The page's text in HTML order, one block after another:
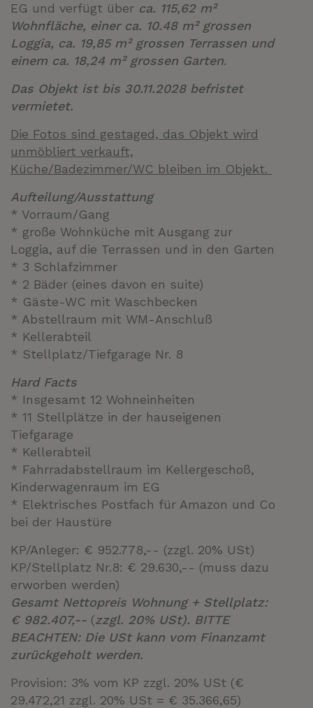
EG und verfügt über ca. 115,62 m²
Wohnfläche, einer ca. 10.48 m² grossen
Loggia, ca. 19,85 m² grossen Terrassen und
einem ca. 18,24 m² grossen Garten.
Das Objekt ist bis 30.11.2028 befristet
vermietet.
Die Fotos sind gestaged, das Objekt wird
unmöbliert verkauft,
Küche/Badezimmer/WC bleiben im Objekt.
Aufteilung/Ausstattung
* Vorraum/Gang
* große Wohnküche mit Ausgang zur
Loggia, auf die Terrassen und in den Garten
* 3 Schlafzimmer
* 2 Bäder (eines davon en suite)
* Gäste-WC mit Waschbecken
* Abstellraum mit WM-Anschluß
* Kellerabteil
* Stellplatz/Tiefgarage Nr. 8
Hard Facts
* Insgesamt 12 Wohneinheiten
* 11 Stellplätze in der hauseigenen
Tiefgarage
* Kellerabteil
* Fahrradabstellraum im Kellergeschoß,
Kinderwagenraum im EG
* Elektrisches Postfach für Amazon und Co
bei der Haustüre
KP/Anleger: € 952.778,-- (zzgl. 20% USt)
KP/Stellplatz Nr.8: € 29.630,-- (muss dazu
erworben werden)
Gesamt Nettopreis Wohnung + Stellplatz:
€ 982.407,-- (zzgl. 20% USt). BITTE
BEACHTEN: Die USt kann vom Finanzamt
zurückgeholt werden.
Provision: 3% vom KP zzgl. 20% USt (€
29.472,21 zzgl. 20% USt = € 35.366,65)